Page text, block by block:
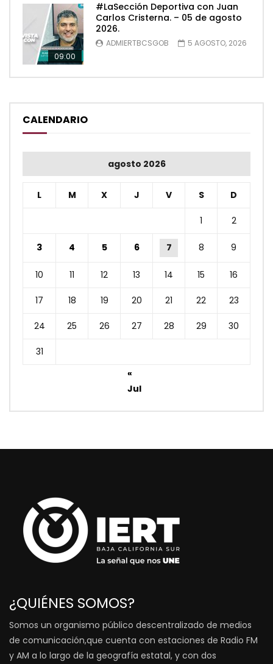
09:00
#LaSección Deportiva con Juan
Carlos Cristerna. – 05 de agosto
2026.
ADMIERTBCSGOB 5 AGOSTO, 2026
CALENDARIO
agosto 2026
L M X J V S D
1 2
3 4 5 6 7 8 9
10 11 12 13 14 15 16
17 18 19 20 21 22 23
24 25 26 27 28 29 30
31
«
Jul
¿QUIÉNES SOMOS?
Somos un organismo público descentralizado de medios
de comunicación,que cuenta con estaciones de Radio FM
y AM a lo largo de la geografía estatal, y con dos